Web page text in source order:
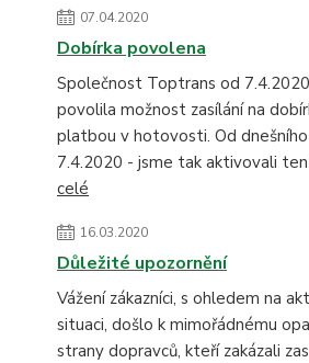
07.04.2020
Dobírka povolena
Společnost Toptrans od
povolila možnost zasílání na
platbou v hotovosti. Od
7.4.2020 - jsme tak aktivovali
celé
16.03.2020
Důležité upozornění
Vážení zákazníci, s ohledem na
situaci, došlo k mimořádnému
strany dopravců, kteří zakázali